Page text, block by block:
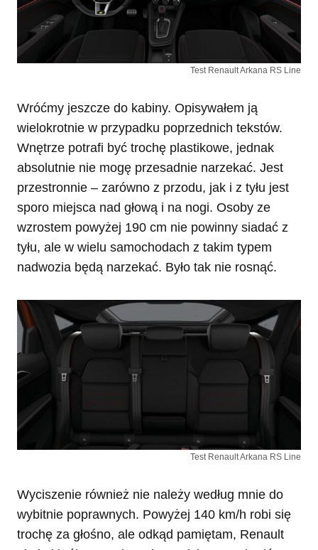
Test Renault Arkana RS Line
Wróćmy jeszcze do kabiny. Opisywałem ją
wielokrotnie w przypadku poprzednich tekstów.
Wnętrze potrafi być trochę plastikowe, jednak
absolutnie nie mogę przesadnie narzekać. Jest
przestronnie – zarówno z przodu, jak i z tyłu jest
sporo miejsca nad głową i na nogi. Osoby ze
wzrostem powyżej 190 cm nie powinny siadać z
tyłu, ale w wielu samochodach z takim typem
nadwozia będą narzekać. Było tak nie rosnąć.
Test Renault Arkana RS Line
Wyciszenie również nie należy według mnie do
wybitnie poprawnych. Powyżej 140 km/h robi się
trochę za głośno, ale odkąd pamiętam, Renault